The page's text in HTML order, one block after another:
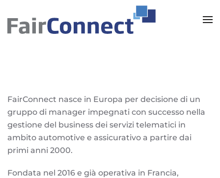
Skip to main content
FairConnect nasce in Europa per decisione di un
gruppo di manager impegnati con successo nella
gestione del business dei servizi telematici in
ambito automotive e assicurativo a partire dai
primi anni 2000.
Fondata nel 2016 e già operativa in Francia,